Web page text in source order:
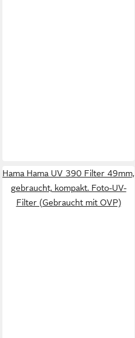
Hama Hama UV 390 Filter 49mm,
gebraucht, kompakt. Foto-UV-
Filter (Gebraucht mit OVP)